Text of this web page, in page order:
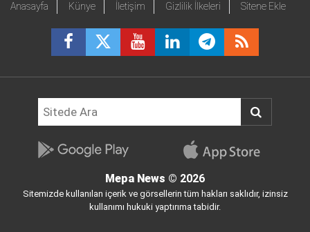
Anasayfa Künye İletişim Gizlilik İlkeleri Sitene Ekle
Mepa News © 2026
Sitemizde kullanılan içerik ve görsellerin tüm hakları saklıdır, izinsiz
kullanımı hukuki yaptırıma tabidir.